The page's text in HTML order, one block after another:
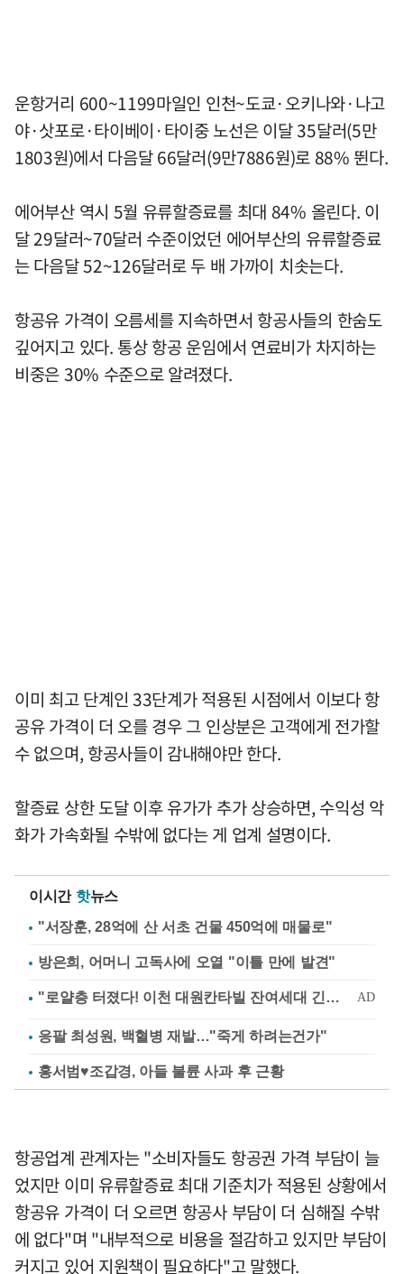
운항거리 600~1199마일인 인천~도쿄·오키나와·나고
야·삿포로·타이베이·타이중 노선은 이달 35달러(5만
1803원)에서 다음달 66달러(9만7886원)로 88% 뛴다.
에어부산 역시 5월 유류할증료를 최대 84% 올린다. 이
달 29달러~70달러 수준이었던 에어부산의 유류할증료
는 다음달 52~126달러로 두 배 가까이 치솟는다.
항공유 가격이 오름세를 지속하면서 항공사들의 한숨도
깊어지고 있다. 통상 항공 운임에서 연료비가 차지하는
비중은 30% 수준으로 알려졌다.
이미 최고 단계인 33단계가 적용된 시점에서 이보다 항
공유 가격이 더 오를 경우 그 인상분은 고객에게 전가할
수 없으며, 항공사들이 감내해야만 한다.
할증료 상한 도달 이후 유가가 추가 상승하면, 수익성 악
화가 가속화될 수밖에 없다는 게 업계 설명이다.
이시간 핫뉴스
"서장훈, 28억에 산 서초 건물 450억에 매물로"
방은희, 어머니 고독사에 오열 "이틀 만에 발견"
응팔 최성원, 백혈병 재발…"죽게 하려는건가"
홍서범♥조갑경, 아들 불륜 사과 후 근황
항공업계 관계자는 "소비자들도 항공권 가격 부담이 늘
었지만 이미 유류할증료 최대 기준치가 적용된 상황에서
항공유 가격이 더 오르면 항공사 부담이 더 심해질 수밖
에 없다"며 "내부적으로 비용을 절감하고 있지만 부담이
커지고 있어 지원책이 필요하다"고 말했다.